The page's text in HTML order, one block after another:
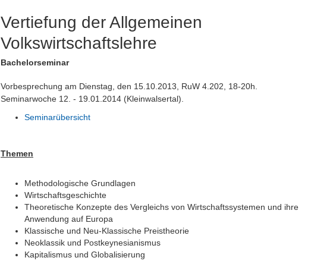
Vertiefung der Allgemeinen
Volkswirtschaftslehre
Bachelorseminar
Vorbesprechung am Dienstag, den 15.10.2013, RuW 4.202, 18-20h.
Seminarwoche 12. - 19.01.2014 (Kleinwalsertal).
Seminarübersicht
Themen
Methodologische Grundlagen
Wirtschaftsgeschichte
Theoretische Konzepte des Vergleichs von Wirtschaftssystemen und ihre
Anwendung auf Europa
Klassische und Neu-Klassische Preistheorie
Neoklassik und Postkeynesianismus
Kapitalismus und Globalisierung